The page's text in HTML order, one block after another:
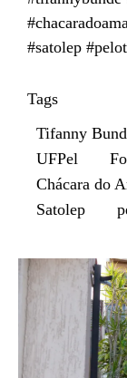
#satolep
Tags
Tifanny
UFPel
Chácara do
Satolep